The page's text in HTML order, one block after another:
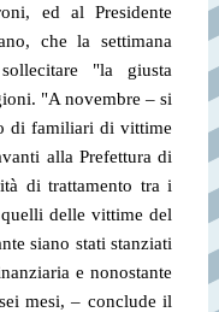
ed al Presidente
che la settimana
"la giusta
"A novembre – si
di familiari di vittime
alla Prefettura di
di trattamento tra i
delle vittime del
siano stati stanziati
e nonostante
mesi, – conclude il